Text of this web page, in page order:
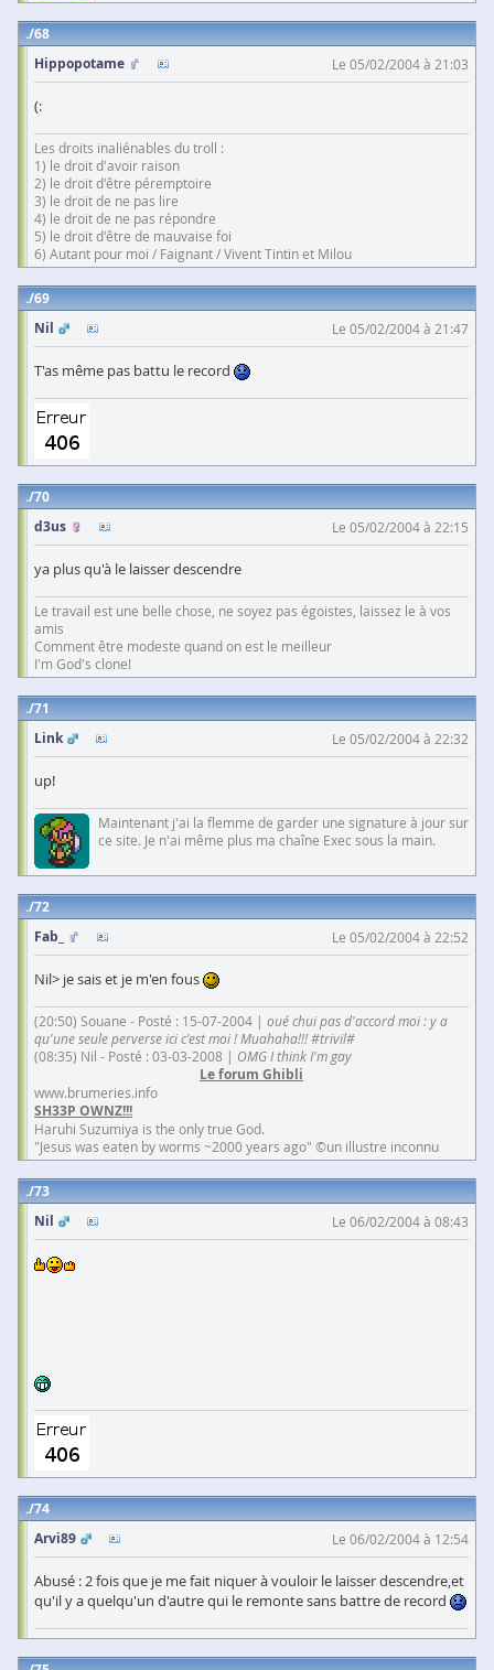
68
Hippopotame
Le 05/02/2004 à 21:03
(:
Les droits inaliénables du troll :
1) le droit d'avoir raison
2) le droit d'être péremptoire
3) le droit de ne pas lire
4) le droit de ne pas répondre
5) le droit d'être de mauvaise foi
6) Autant pour moi / Faignant / Vivent Tintin et Milou
69
Nil
Le 05/02/2004 à 21:47
T'as même pas battu le record
70
d3us
Le 05/02/2004 à 22:15
ya plus qu'à le laisser descendre
Le travail est une belle chose, ne soyez pas égoistes, laissez le à vos
amis
Comment être modeste quand on est le meilleur
I'm God's clone!
71
Link
Le 05/02/2004 à 22:32
up!
Maintenant j'ai la flemme de garder une signature à jour sur
ce site. Je n'ai même plus ma chaîne Exec sous la main.
72
Fab_
Le 05/02/2004 à 22:52
Nil> je sais et je m'en fous
(20:50) Souane - Posté : 15-07-2004 | oué chui pas d'accord moi : y a
qu'une seule perverse ici c'est moi ! Muahaha!!! #trivil#
(08:35) Nil - Posté : 03-03-2008 | OMG I think I'm gay
Le forum Ghibli
www.brumeries.info
SH33P OWNZ!!!
Haruhi Suzumiya is the only true God.
"Jesus was eaten by worms ~2000 years ago" ©un illustre inconnu
73
Nil
Le 06/02/2004 à 08:43
74
Arvi89
Le 06/02/2004 à 12:54
Abusé : 2 fois que je me fait niquer à vouloir le laisser descendre,et
qu'il y a quelqu'un d'autre qui le remonte sans battre de record